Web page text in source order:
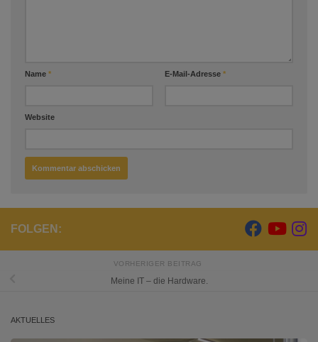
Name * E-Mail-Adresse *
Website
FOLGEN:
VORHERIGER BEITRAG
Meine IT – die Hardware.
AKTUELLES